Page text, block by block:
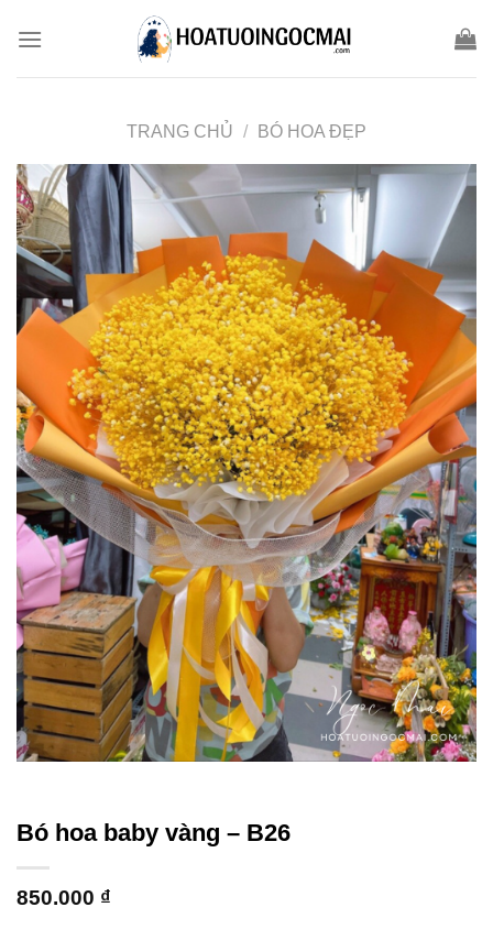
TRANG CHỦ / BÓ HOA ĐẸP
Bó hoa baby vàng – B26
850.000 ₫